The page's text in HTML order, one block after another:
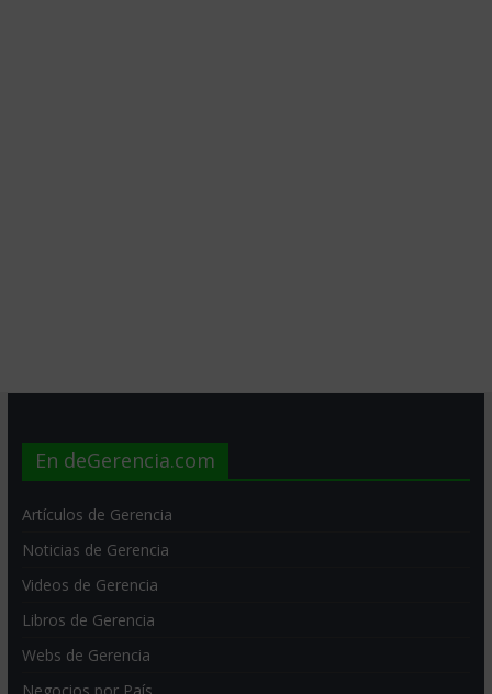
En deGerencia.com
Artículos de Gerencia
Noticias de Gerencia
Videos de Gerencia
Libros de Gerencia
Webs de Gerencia